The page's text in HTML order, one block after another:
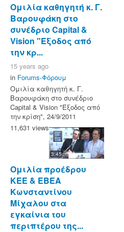
Ομιλία καθηγητή κ. Γ.
Βαρουφάκη στο
συνέδριο Capital &
Vision "Έξοδος από
την κρ...
15 years ago
in Forums-Φόρουμ
Ομιλία καθηγητή κ. Γ.
Βαρουφάκη στο συνέδριο
Capital & Vision "Έξοδος από
την κρίση", 24/9/2011
11,631 views
3:45
Ομιλία προέδρου
ΚΕΕ & ΕΒΕΑ
Κωνσταντίνου
Μίχαλου στα
εγκαίνια του
περιπτέρου της...